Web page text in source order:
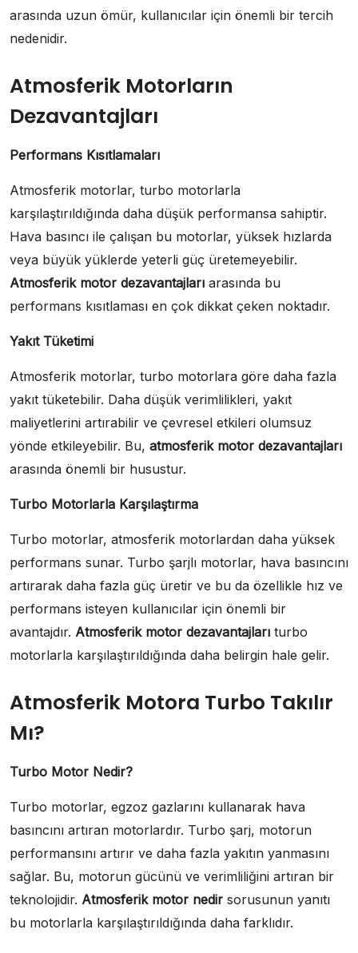
arasında uzun ömür, kullanıcılar için önemli bir tercih
nedenidir.
Atmosferik Motorların
Dezavantajları
Performans Kısıtlamaları
Atmosferik motorlar, turbo motorlarla
karşılaştırıldığında daha düşük performansa sahiptir.
Hava basıncı ile çalışan bu motorlar, yüksek hızlarda
veya büyük yüklerde yeterli güç üretemeyebilir.
Atmosferik motor dezavantajları arasında bu
performans kısıtlaması en çok dikkat çeken noktadır.
Yakıt Tüketimi
Atmosferik motorlar, turbo motorlara göre daha fazla
yakıt tüketebilir. Daha düşük verimlilikleri, yakıt
maliyetlerini artırabilir ve çevresel etkileri olumsuz
yönde etkileyebilir. Bu, atmosferik motor dezavantajları
arasında önemli bir husustur.
Turbo Motorlarla Karşılaştırma
Turbo motorlar, atmosferik motorlardan daha yüksek
performans sunar. Turbo şarjlı motorlar, hava basıncını
artırarak daha fazla güç üretir ve bu da özellikle hız ve
performans isteyen kullanıcılar için önemli bir
avantajdır. Atmosferik motor dezavantajları turbo
motorlarla karşılaştırıldığında daha belirgin hale gelir.
Atmosferik Motora Turbo Takılır
Mı?
Turbo Motor Nedir?
Turbo motorlar, egzoz gazlarını kullanarak hava
basıncını artıran motorlardır. Turbo şarj, motorun
performansını artırır ve daha fazla yakıtın yanmasını
sağlar. Bu, motorun gücünü ve verimliliğini artıran bir
teknolojidir. Atmosferik motor nedir sorusunun yanıtı
bu motorlarla karşılaştırıldığında daha farklıdır.